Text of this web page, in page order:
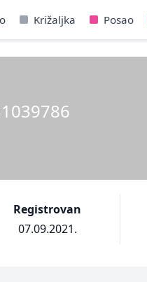
Križaljka Posao
Registrovan
07.09.2021.